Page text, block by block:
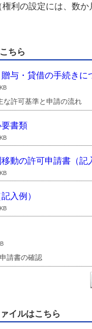
利の設定には、数か
ちら
与・貸借の手続きに
な許可基準と申請の流れ
要書類
動の許可申請書（記
入例）
請書の確認
イルはこちら